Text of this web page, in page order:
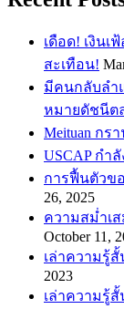
เดือด! เงิน
สะเทือน!
มีคนกลับลำ
หมายดัชนีต
Meituan ก
USCAP กำ
การฟื้นตัวข
26, 2025
ความสม่ำเ
October 11,
เล่าความรู้สั้
2023
เล่าความรู้